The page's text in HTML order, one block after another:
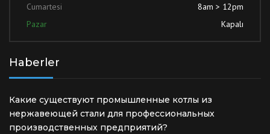
Cumartesi
8am > 12pm
Pazar
Kapalı
Haberler
Какие существуют промышленные котлы из
нержавеющей стали для профессиональных
производственных предприятий?